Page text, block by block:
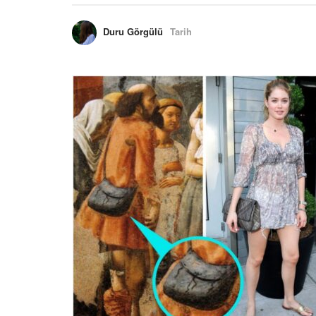
Duru Görgülü Tarih